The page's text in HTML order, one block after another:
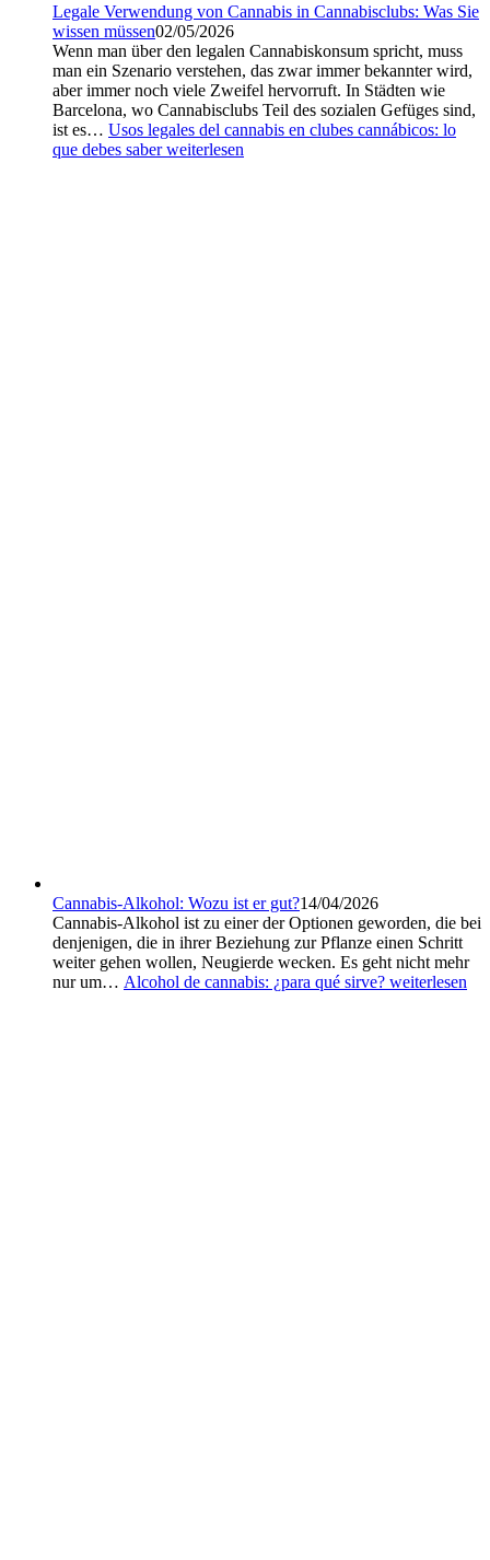
Legale Verwendung von Cannabis in Cannabisclubs: Was Sie
wissen müssen02/05/2026
Wenn man über den legalen Cannabiskonsum spricht, muss
man ein Szenario verstehen, das zwar immer bekannter wird,
aber immer noch viele Zweifel hervorruft. In Städten wie
Barcelona, wo Cannabisclubs Teil des sozialen Gefüges sind,
ist es… Usos legales del cannabis en clubes cannábicos: lo
que debes saberweiterlesen
Cannabis-Alkohol: Wozu ist er gut?14/04/2026
Cannabis-Alkohol ist zu einer der Optionen geworden, die bei
denjenigen, die in ihrer Beziehung zur Pflanze einen Schritt
weiter gehen wollen, Neugierde wecken. Es geht nicht mehr
nur um… Alcohol de cannabis: ¿para qué sirve? weiterlesen